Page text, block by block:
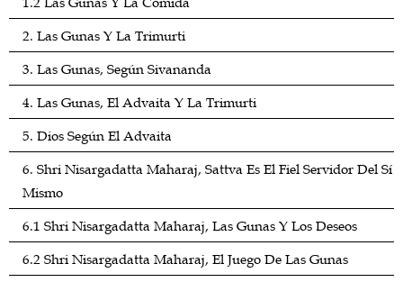
2. Las Gunas Y La Trimurti
3. Las Gunas, Según Sivananda
4. Las Gunas, El Advaita Y La Trimurti
5. Dios Según El Advaita
6. Shri Nisargadatta Maharaj, Sattva Es El Fiel Servidor Del Sí
Mismo
6.1 Shri Nisargadatta Maharaj, Las Gunas Y Los Deseos
6.2 Shri Nisargadatta Maharaj, El Juego De Las Gunas